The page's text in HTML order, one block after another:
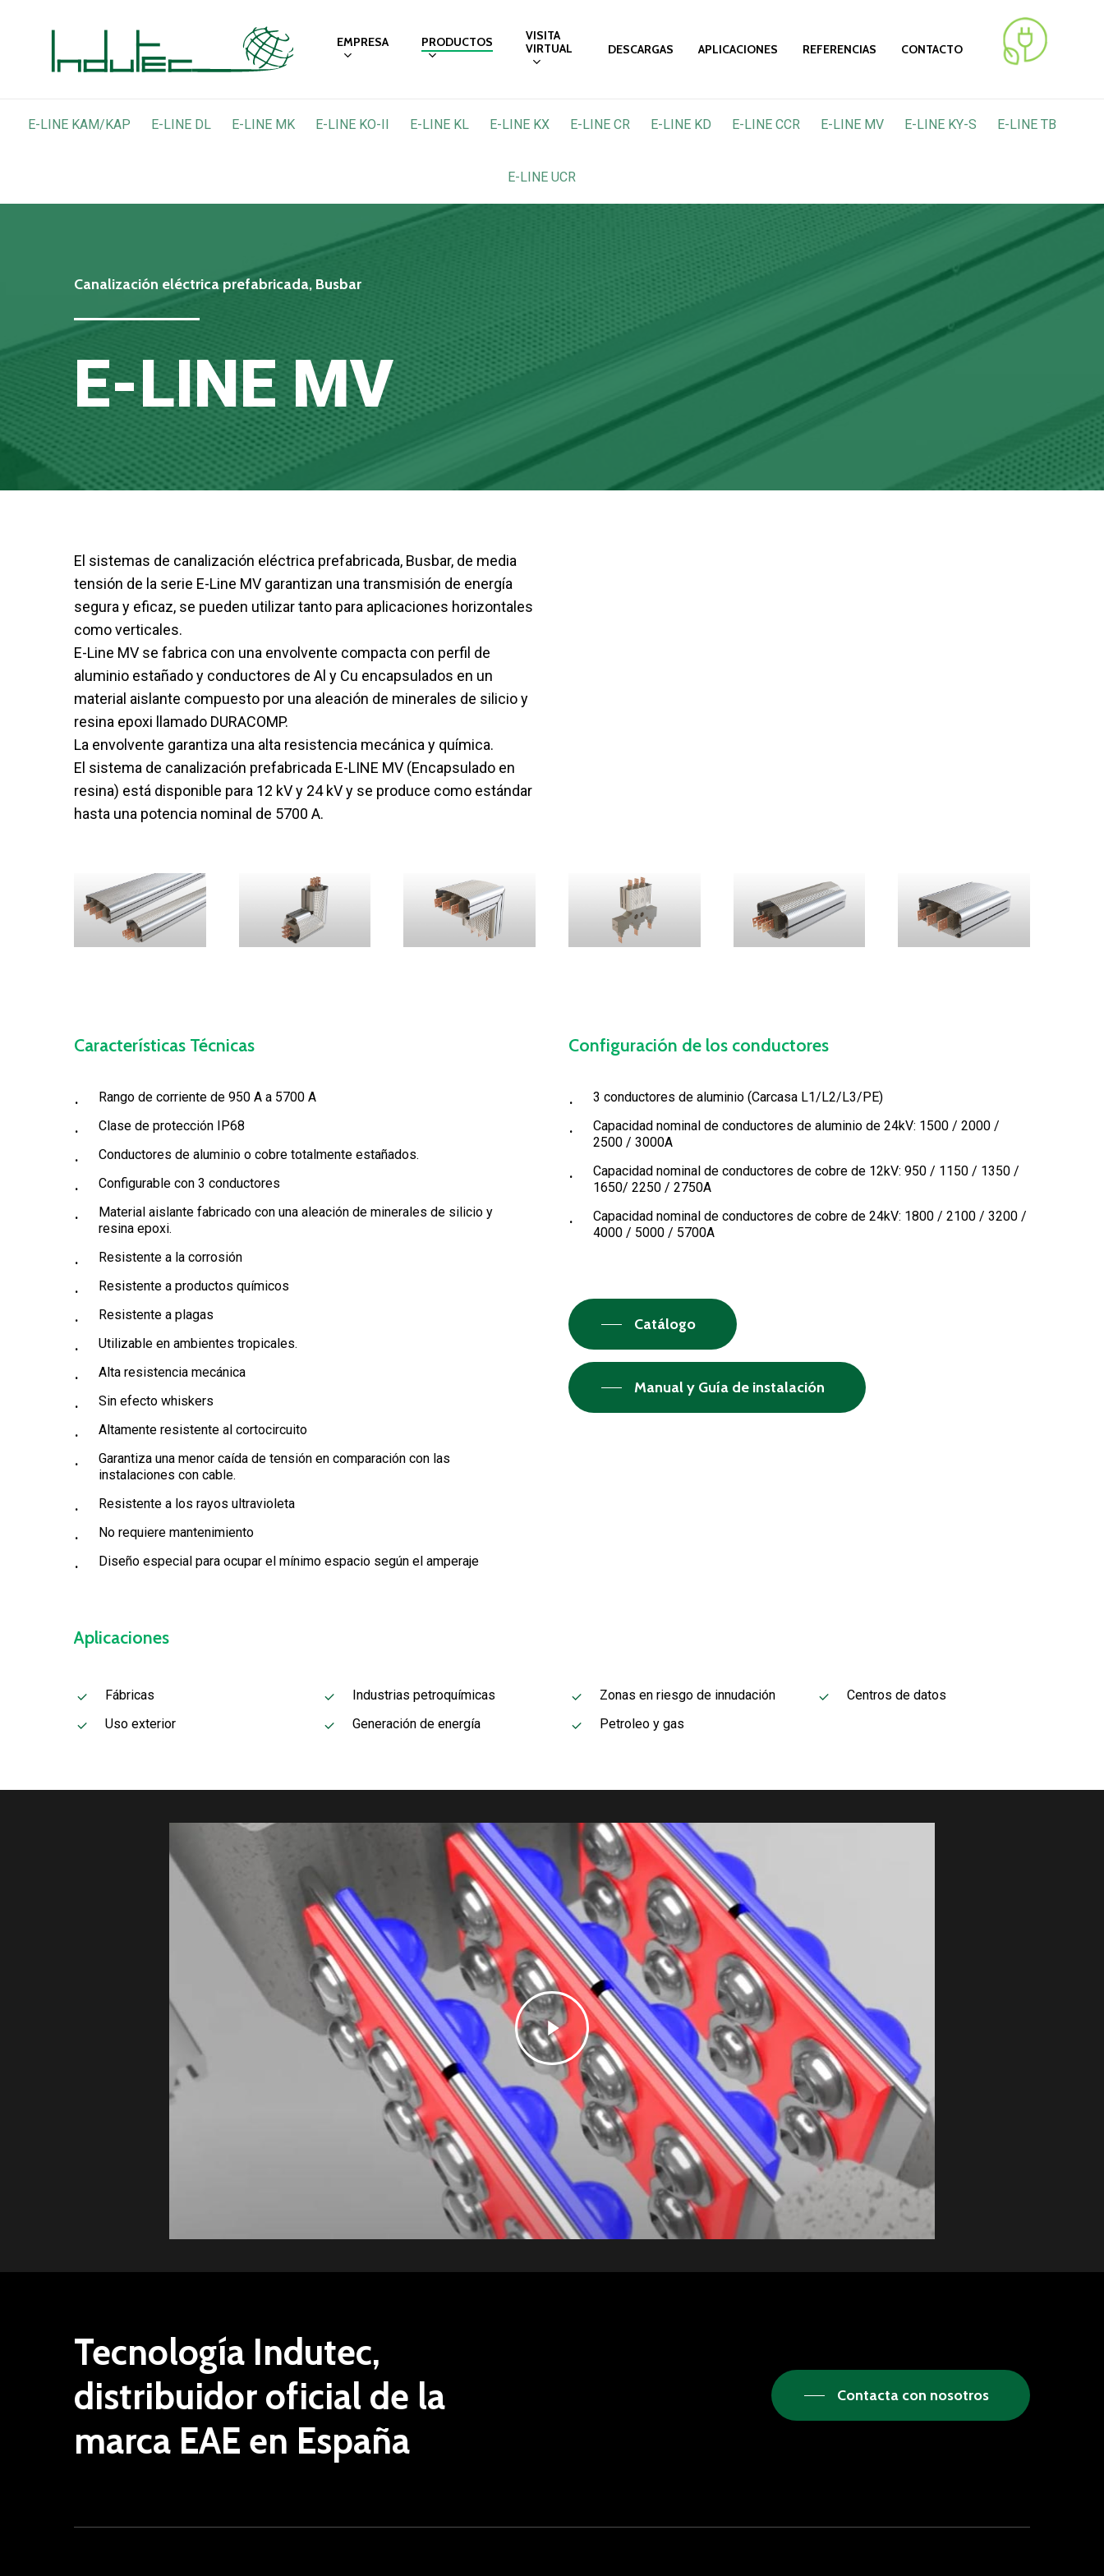
EMPRESA PRODUCTOS
VISITA
VIRTUAL
DESCARGAS APLICACIONES REFERENCIAS CONTACTO
E-LINE KAM/KAP E-LINE DL E-LINE MK E-LINE KO-II E-LINE KL E-LINE KX E-LINE CR E-LINE KD E-LINE CCR E-LINE MV E-LINE KY-S E-LINE TB
E-LINE UCR
Canalización eléctrica prefabricada, Busbar
E-LINE MV
El sistemas de canalización eléctrica prefabricada, Busbar, de media
tensión de la serie E-Line MV garantizan una transmisión de energía
segura y eficaz, se pueden utilizar tanto para aplicaciones horizontales
como verticales.
E-Line MV se fabrica con una envolvente compacta con perfil de
aluminio estañado y conductores de Al y Cu encapsulados en un
material aislante compuesto por una aleación de minerales de silicio y
resina epoxi llamado DURACOMP.
La envolvente garantiza una alta resistencia mecánica y química.
El sistema de canalización prefabricada E-LINE MV (Encapsulado en
resina) está disponible para 12 kV y 24 kV y se produce como estándar
hasta una potencia nominal de 5700 A.
Características Técnicas
Rango de corriente de 950 A a 5700 A
Clase de protección IP68
Conductores de aluminio o cobre totalmente estañados.
Configurable con 3 conductores
Material aislante fabricado con una aleación de minerales de silicio y
resina epoxi.
Resistente a la corrosión
Resistente a productos químicos
Resistente a plagas
Utilizable en ambientes tropicales.
Alta resistencia mecánica
Sin efecto whiskers
Altamente resistente al cortocircuito
Garantiza una menor caída de tensión en comparación con las
instalaciones con cable.
Resistente a los rayos ultravioleta
No requiere mantenimiento
Diseño especial para ocupar el mínimo espacio según el amperaje
Configuración de los conductores
3 conductores de aluminio (Carcasa L1/L2/L3/PE)
Capacidad nominal de conductores de aluminio de 24kV: 1500 / 2000 /
2500 / 3000A
Capacidad nominal de conductores de cobre de 12kV: 950 / 1150 / 1350 /
1650/ 2250 / 2750A
Capacidad nominal de conductores de cobre de 24kV: 1800 / 2100 / 3200 /
4000 / 5000 / 5700A
Catálogo
Manual y Guía de instalación
Aplicaciones
Fábricas
Uso exterior
Industrias petroquímicas
Generación de energía
Zonas en riesgo de innudación
Petroleo y gas
Centros de datos
Play
Video
Tecnología Indutec,
distribuidor oficial de la
marca EAE en España
Contacta con nosotros